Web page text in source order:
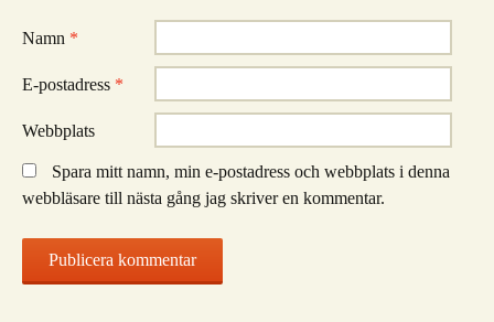
Namn *
E-postadress *
Webbplats
Spara mitt namn, min e-postadress och webbplats i denna
webbläsare till nästa gång jag skriver en kommentar.